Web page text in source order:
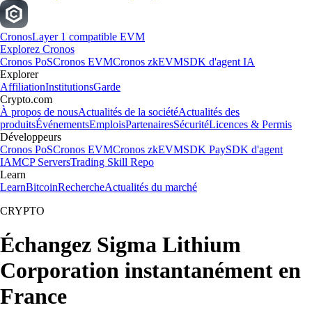
CronosLayer 1 compatible EVM
Explorez Cronos
Cronos PoSCronos EVMCronos zkEVMSDK d'agent IA
Explorer
AffiliationInstitutionsGarde
Crypto.com
À propos de nousActualités de la sociétéActualités des
produitsÉvénementsEmploisPartenairesSécuritéLicences & Permis
Développeurs
Cronos PoSCronos EVMCronos zkEVMSDK PaySDK d'agent
IAMCP ServersTrading Skill Repo
Learn
LearnBitcoinRechercheActualités du marché
CRYPTO
Échangez Sigma Lithium
Corporation instantanément en
France